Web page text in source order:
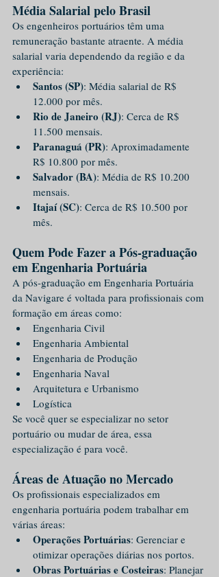
Média Salarial pelo Brasil
Os engenheiros portuários têm uma
remuneração bastante atraente. A média
salarial varia dependendo da região e da
experiência:
Santos (SP): Média salarial de R$
12.000 por mês.
Rio de Janeiro (RJ): Cerca de R$
11.500 mensais.
Paranaguá (PR): Aproximadamente
R$ 10.800 por mês.
Salvador (BA): Média de R$ 10.200
mensais.
Itajaí (SC): Cerca de R$ 10.500 por
mês.
Quem Pode Fazer a Pós-graduação
em Engenharia Portuária
A pós-graduação em Engenharia Portuária
da Navigare é voltada para profissionais com
formação em áreas como:
Engenharia Civil
Engenharia Ambiental
Engenharia de Produção
Engenharia Naval
Arquitetura e Urbanismo
Logística
Se você quer se especializar no setor
portuário ou mudar de área, essa
especialização é para você.
Áreas de Atuação no Mercado
Os profissionais especializados em
engenharia portuária podem trabalhar em
várias áreas:
Operações Portuárias: Gerenciar e
otimizar operações diárias nos portos.
Obras Portuárias e Costeiras: Planejar